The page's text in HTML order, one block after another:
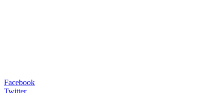
Facebook
Twitter